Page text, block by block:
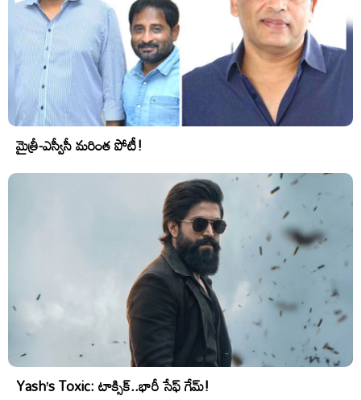
మైత్రీ-ఎస్వీసీ మరింత పోటీ!
Yash’s Toxic: టాక్సిక్..భారీ సేఫ్ గేమ్!